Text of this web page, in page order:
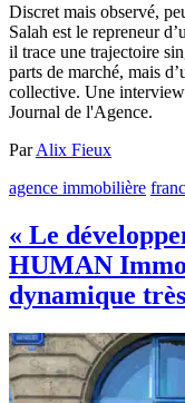
Discret mais observé,
Salah est le repreneur
il trace une trajectoire
parts de marché, mais
collective. Une
Journal de l'Agence.
ParAlix Fieux
agence immobilière
« Le
HUMAN
dynamique